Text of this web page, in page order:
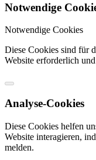
Notwendige
Notwendige Cookies
Diese Cookies sind für
Website erforderlich
Analyse-Cookies
Diese Cookies helfen
Website interagieren,
melden.